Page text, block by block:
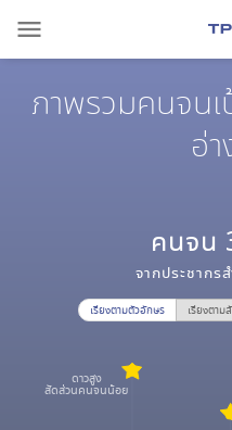
menu
ภาพรวมคนจน
อ่
คนจน
จากประชากร
เรียงตามตัวอักษร เรียงตา
ดาวสูง
สัดส่วนคนจนน้อย